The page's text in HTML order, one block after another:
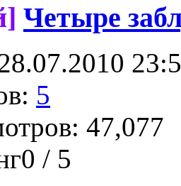
Четыре
5
47,077
/ 5